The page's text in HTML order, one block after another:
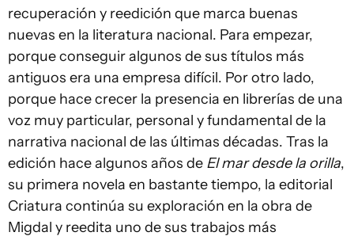
recuperación y reedición que marca buenas
nuevas en la literatura nacional. Para empezar,
porque conseguir algunos de sus títulos más
antiguos era una empresa difícil. Por otro lado,
porque hace crecer la presencia en librerías de una
voz muy particular, personal y fundamental de la
narrativa nacional de las últimas décadas. Tras la
edición hace algunos años de El mar desde la orilla,
su primera novela en bastante tiempo, la editorial
Criatura continúa su exploración en la obra de
Migdal y reedita uno de sus trabajos más